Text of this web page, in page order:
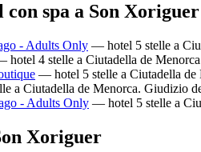
spa a Son
- Adults Only — hotel 5 stelle a
hotel 4 stelle a Ciutadella de
— hotel 5 stelle a Ciutadella
a Ciutadella de Menorca. Giudizio
- Adults Only — hotel 5 stelle a
Xoriguer